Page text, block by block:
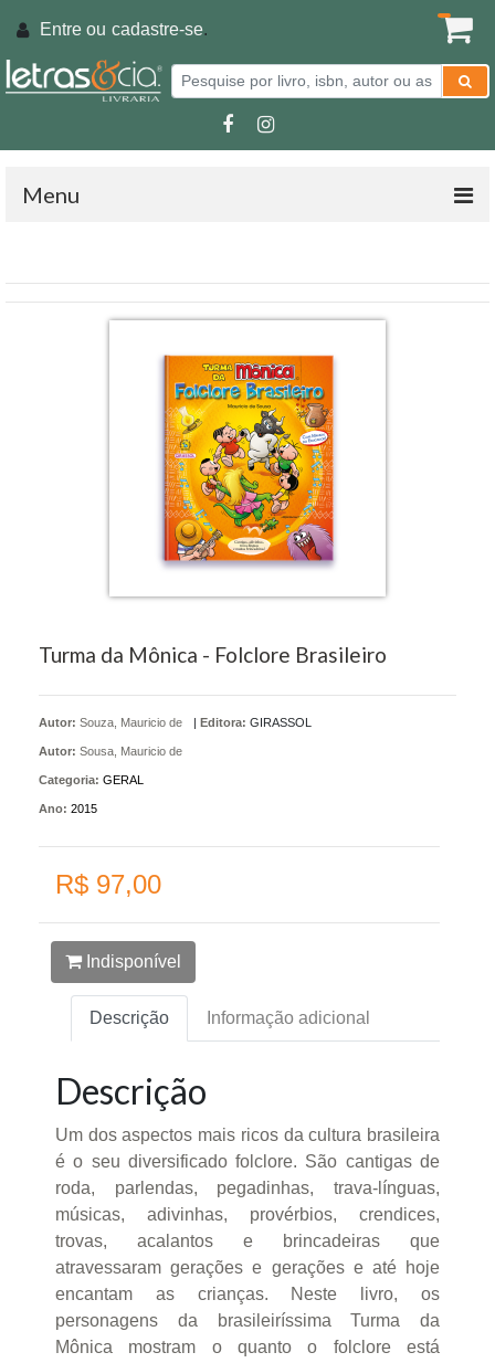
Entre ou cadastre-se.
Menu
Turma da Mônica - Folclore Brasileiro
Autor: Souza, Mauricio de
Autor: Sousa, Mauricio de
| Editora: GIRASSOL
Categoria: GERAL
Ano: 2015
R$ 97,00
Indisponível
Descrição Informação adicional
Descrição
Um dos aspectos mais ricos da cultura brasileira
é o seu diversificado folclore. São cantigas de
roda, parlendas, pegadinhas, trava-línguas,
músicas, adivinhas, provérbios, crendices,
trovas, acalantos e brincadeiras que
atravessaram gerações e gerações e até hoje
encantam as crianças. Neste livro, os
personagens da brasileiríssima Turma da
Mônica mostram o quanto o folclore está